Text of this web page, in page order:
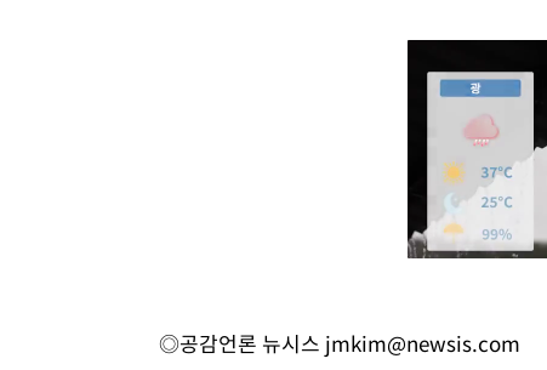
◎공감언론 뉴시스 jmkim@newsis.com